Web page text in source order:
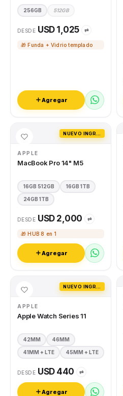
256GB 512GB
DESDE USD 1,025 ⇄
🎁 Funda + Vidrio templado
Agregar
APPLE
MacBook Pro 14" M5
16GB 512GB 16GB 1TB
24GB 1TB
DESDE USD 2,000 ⇄
🎁 HUB 8 en 1
Agregar
APPLE
Apple Watch Series 11
42MM 46MM
41MM + LTE 45MM + LTE
DESDE USD 440 ⇄
Agregar